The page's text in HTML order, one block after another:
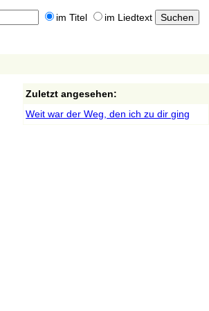
im Titel im Liedtext
Zuletzt angesehen:
Weit war der Weg, den ich zu dir ging